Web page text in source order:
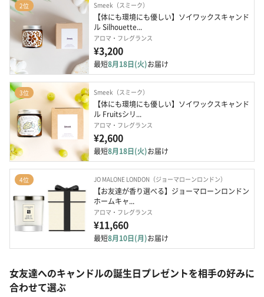
2位 Smeek（スミーク）
【体にも環境にも優しい】ソイワックスキャンド
ル Silhouette...
アロマ・フレグランス
¥3,200
最短8月18日(火)お届け
3位 Smeek（スミーク）
【体にも環境にも優しい】ソイワックスキャンド
ル Fruitsシリ...
アロマ・フレグランス
¥2,600
最短8月18日(火)お届け
4位 JO MALONE LONDON（ジョーマローンロンドン）
【お友達が香り選べる】ジョーマローンロンドン
ホームキャ...
アロマ・フレグランス
¥11,660
最短8月10日(月)お届け
女友達へのキャンドルの誕生日プレゼントを相手の好みに
合わせて選ぶ